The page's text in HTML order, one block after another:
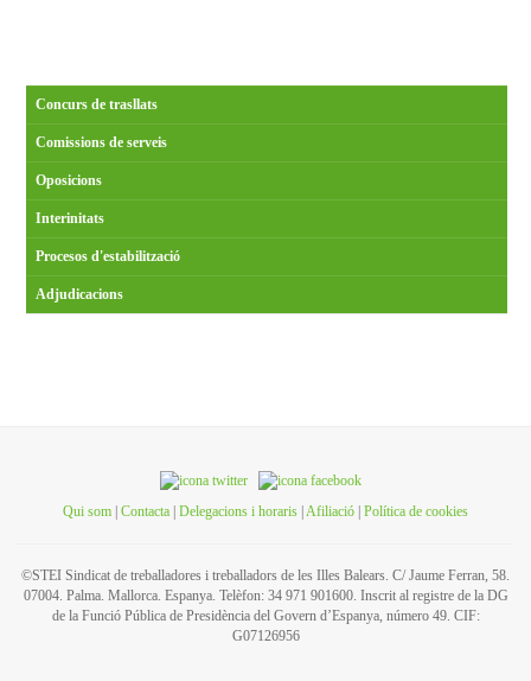
Concurs de trasllats
Comissions de serveis
Oposicions
Interinitats
Procesos d'estabilització
Adjudicacions
Qui som | Contacta | Delegacions i horaris | Afiliació | Política de cookies
©STEI Sindicat de treballadores i treballadors de les Illes Balears. C/ Jaume Ferran, 58.
07004. Palma. Mallorca. Espanya. Telèfon: 34 971 901600. Inscrit al registre de la DG
de la Funció Pública de Presidència del Govern d’Espanya, número 49. CIF:
G07126956